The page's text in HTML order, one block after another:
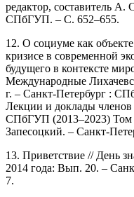
редактор, составитель А.
СПбГУП. – С. 652–655.
12. О социуме как
кризисе в современной
будущего в контексте
Международные
г. – Санкт-Петербург :
Лекции и доклады членов
СПбГУП (2013–2023) Том
Запесоцкий. – Санкт-
13. Приветствие // День
2014 года: Вып. 20. –
7.